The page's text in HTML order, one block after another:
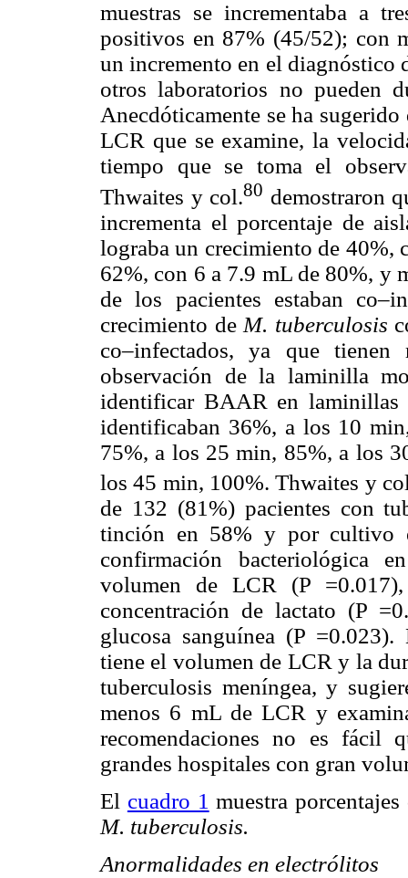
muestras se incrementaba a
positivos en 87% (45/52); con
un incremento en el diagnóstico
otros laboratorios no pueden
Anecdóticamente se ha
LCR que se examine, la
tiempo que se toma el
Thwaites y col.80 demostraron
incrementa el porcentaje de
lograba un crecimiento de 40%,
62%, con 6 a 7.9 mL de 80%, y
de los pacientes estaban
crecimiento de M. tuberculosis
co–infectados, ya que
observación de la laminilla
identificar BAAR en
identificaban 36%, a los 10
75%, a los 25 min, 85%, a los
los 45 min, 100%. Thwaites y
de 132 (81%) pacientes con
tinción en 58% y por cultivo
confirmación bacteriológica
volumen de LCR (P
concentración de lactato (P
glucosa sanguínea (P
tiene el volumen de LCR y la
tuberculosis meníngea, y
menos 6 mL de LCR y
recomendaciones no es fácil
grandes hospitales con gran
El cuadro 1 muestra
M. tuberculosis.
Anormalidades en electrólitos